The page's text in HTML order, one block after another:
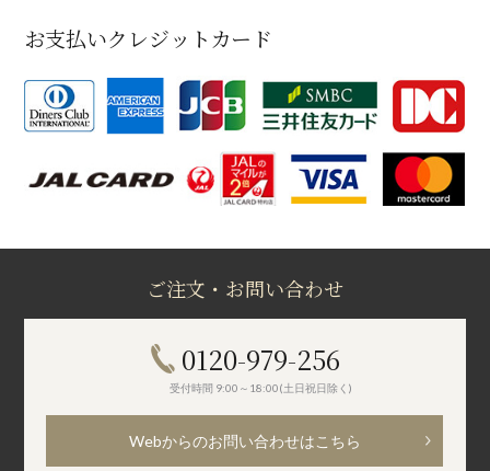
お支払いクレジットカード
ご注文・お問い合わせ
0120-979-256
受付時間 9:00～18:00(土日祝日除く)
Webからのお問い合わせはこちら